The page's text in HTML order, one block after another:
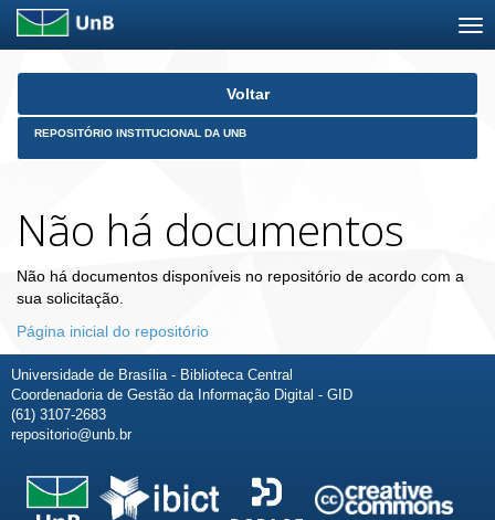
Skip
Voltar
REPOSITÓRIO INSTITUCIONAL DA UNB
Não há documentos
Não há documentos disponíveis no repositório de acordo com a
sua solicitação.
Página inicial do repositório
Universidade de Brasília - Biblioteca Central
Coordenadoria de Gestão da Informação Digital - GID
(61) 3107-2683
repositorio@unb.br